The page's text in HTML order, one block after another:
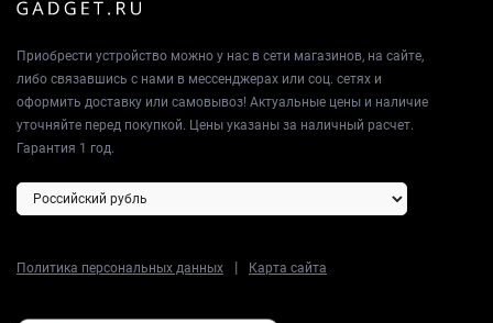
Приобрести устройство можно у нас в сети магазинов, на сайте,
либо связавшись с нами в мессенджерах или соц. сетях и
оформить доставку или самовывоз! Актуальные цены и наличие
уточняйте перед покупкой. Цены указаны за наличный расчет.
Гарантия 1 год.
Политика персональных данных | Карта сайта